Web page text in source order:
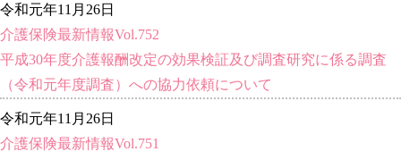
令和元年11月26日
介護保険最新情報Vol.752
平成30年度介護報酬改定の効果検証及び調査研究に係る調査
（令和元年度調査）への協力依頼について
令和元年11月26日
介護保険最新情報Vol.751